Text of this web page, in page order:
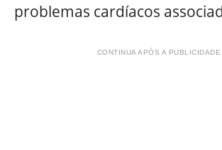
problemas cardíacos
CONTINUA APÓS A PUBLICIDADE